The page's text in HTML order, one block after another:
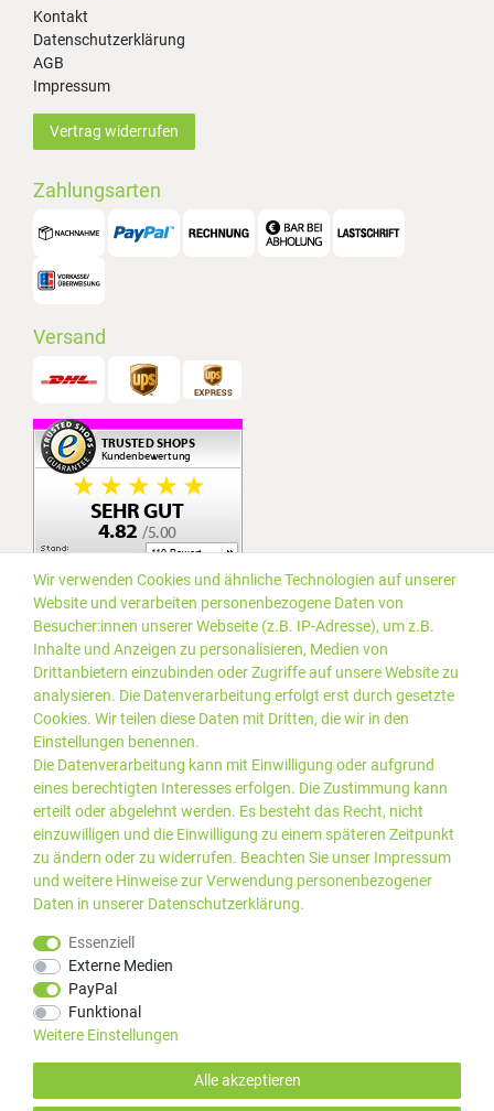
Kontakt
Datenschutzerklärung
AGB
Impressum
Vertrag widerrufen
Zahlungsarten
Versand
MwSt. zzgl.Versandkosten
Kundenbewertungen von Trusted Shops
Wir verwenden Cookies und ähnliche Technologien auf unserer
Website und verarbeiten personenbezogene Daten von
Besucher:innen unserer Webseite (z.B. IP-Adresse), um z.B.
Inhalte und Anzeigen zu personalisieren, Medien von
Drittanbietern einzubinden oder Zugriffe auf unsere Website zu
analysieren. Die Datenverarbeitung erfolgt erst durch gesetzte
Cookies. Wir teilen diese Daten mit Dritten, die wir in den
Einstellungen benennen.
Die Datenverarbeitung kann mit Einwilligung oder aufgrund
eines berechtigten Interesses erfolgen. Die Zustimmung kann
erteilt oder abgelehnt werden. Es besteht das Recht, nicht
einzuwilligen und die Einwilligung zu einem späteren Zeitpunkt
zu ändern oder zu widerrufen. Beachten Sie unser Impressum
und weitere Hinweise zur Verwendung personenbezogener
Daten in unserer Daten­schutz­erklärung.
Essenziell
Externe Medien
PayPal
Funktional
Weitere Einstellungen
Alle akzeptieren